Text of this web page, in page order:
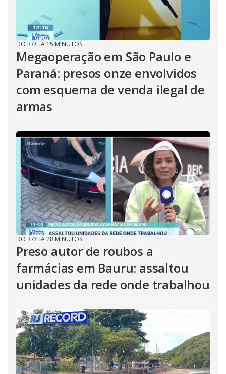
DO R7/HÁ 15 MINUTOS
Megaoperação em São Paulo e
Paraná: presos onze envolvidos
com esquema de venda ilegal de
armas
DO R7/HÁ 28 MINUTOS
Preso autor de roubos a
farmácias em Bauru: assaltou
unidades da rede onde trabalhou